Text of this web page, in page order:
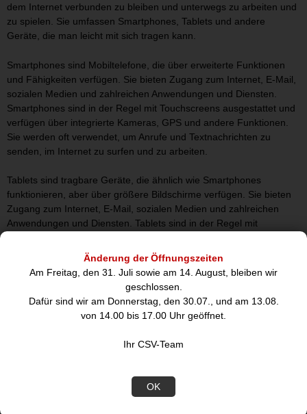
Änderung der Öffnungszeiten
Am Freitag, den 31. Juli sowie am 14. August, bleiben wir
geschlossen.
Dafür sind wir am Donnerstag, den 30.07., und am 13.08.
von 14.00 bis 17.00 Uhr geöffnet.
Ihr CSV-Team
OK
dem Internet verbunden zu bleiben und unterwegs zu arbeiten und
zu spielen. Sie umfassen Smartphones, Tablets und andere
Geräte, die man leicht mit sich tragen kann.
Smartphones sind Mobiltelefone, die über erweiterte Funktionen
und Fähigkeiten verfügen. Sie bieten Zugang zum Internet, E-Mail,
sozialen Medien und zahlreichen Anwendungen und Diensten.
Smartphones sind in der Regel mit Touchscreens ausgestattet und
verfügen über integrierte Kameras, GPS und andere Funktionen.
Sie werden oft verwendet, um Anrufe und Textnachrichten zu
senden, im Internet zu surfen und zu arbeiten.
Tablets sind tragbare Geräte, die ähnlich wie Smartphones
funktionieren, aber über größere Bildschirme verfügen. Sie bieten
Zugang zum Internet, E-Mail, sozialen Medien und zahlreichen
Anwendungen und Diensten. Tablets sind in der Regel mit
GPS und andere Funktionen. Sie werden oft verwendet, um im
Internet zu surfen, Dokumente zu bearbeiten, Spiele zu spielen und
Telefone sind Geräte, die verwendet werden, um Anrufe zu tätigen
und zu empfangen. Sie können entweder fest verkabelt oder mobil
sein und werden verwendet, um mit anderen Menschen zu
Insgesamt bieten Mobile Devices, Smartphones, Tablets und